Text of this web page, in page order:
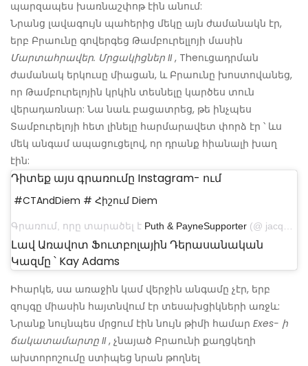
պարզապես խառնաշփոթ էին անում:
Նրանց լավագույն պահերից մեկը այն ժամանակն էր,
երբ Բրաունը գովերգեց Թամբուրելլոյի մասին
Մարտահրավեր. Մրցակիցներ II, Theուցադրման
ժամանակ երկուսը միացան, և Բրաունը խոստովանեց,
որ Թամբուրելոյին կրկին տեսնելը կարծես տուն
վերադառնար: Նա նաև բացատրեց, թե ինչպես
Տամբուրելոյի հետ լինելը հարմարավետ փորձ էր ՝ ևս
մեկ անգամ ապացուցելով, որ դրանք հիանալի խաղ
էին:
Դիտեք այս գրառումը Instagram- ում
#CTAndDiem # Հիշում Diem
Գրառում, որը տարածել է Puth & PayneSupporter (@ jacqueline_rose92) օգոստոսի 9, 2018-ին, առավոտյան 8:15 PDT
Լավ Առավոտ Ֆուտբոլային Դերասանական
Կազմը ՝ Kay Adams
Իհարկե, սա առաջին կամ վերջին անգամը չէր, երբ
զույգը միասին հայտնվում էր տեսախցիկների առջև:
Նրանք նույնպես մրցում էին նույն թիմի համար Exes- ի
ճակատամարտը II, չնայած Բրաունի քաղցկեղի
ախտորոշումը ստիպեց նրան թողնել